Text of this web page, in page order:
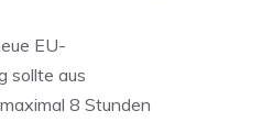
EU-
sollte aus
8 Stunden